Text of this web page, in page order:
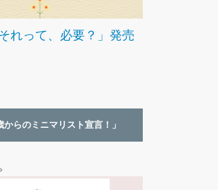
れって、必要？」発売
からのミニマリスト宣言！」